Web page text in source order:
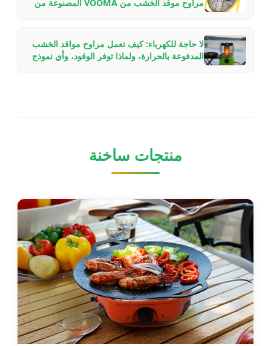
مراوح موقد الخشب من VOOMA المصنوعة من
لا حاجة للكهرباء: كيف تعمل مراوح مواقد الخشب
المدفوعة بالحرارة، ولماذا توفر الوقود، وأي نموذج
منتجات ساخنة